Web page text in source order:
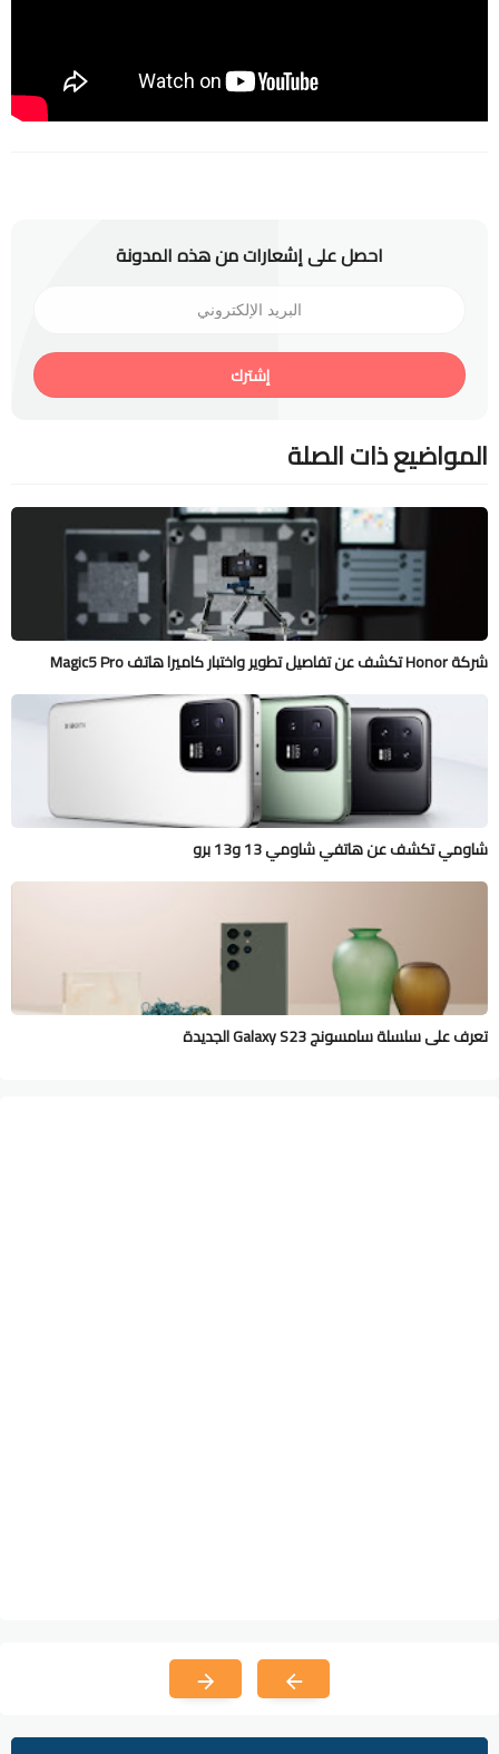
احصل على إشعارات من هذه المدونة
إشترك
المواضيع ذات الصلة
شركة Honor تكشف عن تفاصيل تطوير واختبار كاميرا هاتف Magic5 Pro
شاومي تكشف عن هاتفي شاومي 13 و13 برو
تعرف على سلسلة سامسونج Galaxy S23 الجديدة